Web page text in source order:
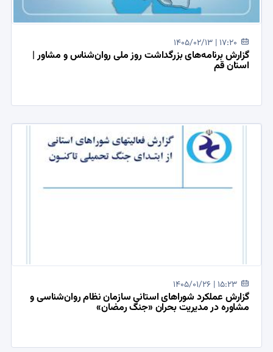
1405/02/13 | 17:20
گزارش برنامه‌های بزرگداشت روز ملی روان‌شناس و مشاور |
استان قم
1405/01/26 | 15:23
گزارش عملکرد شوراهای استانی سازمان نظام روان‌شناسی و
مشاوره در مدیریت بحران «جنگ رمضان»